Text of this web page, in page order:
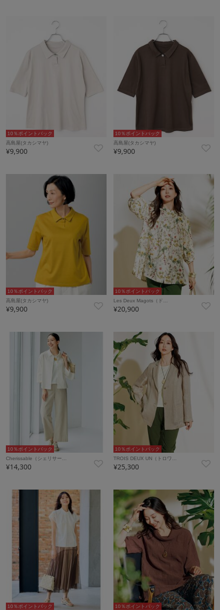
10％ポイントバック
高島屋(タカシマヤ)
¥9,900
10％ポイントバック
高島屋(タカシマヤ)
¥9,900
10％ポイントバック
高島屋(タカシマヤ)
¥9,900
10％ポイントバック
Les Deux Magots（ド…
¥20,900
10％ポイントバック
Cherissable（シェリサー…
¥14,300
10％ポイントバック
TROIS DEUX UN（トロワ…
¥25,300
10％ポイントバック
10％ポイントバック